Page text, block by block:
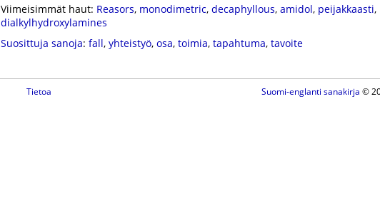
Viimeisimmät haut: Reasors, monodimetric, decaphyllous, amidol, peijakkaasti,
dialkylhydroxylamines
Suosittuja sanoja: fall, yhteistyö, osa, toimia, tapahtuma, tavoite
Tietoa Suomi-englanti sanakirja ©